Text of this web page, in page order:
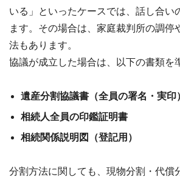
いる」といったケースでは、話し合い
ます。その場合は、家庭裁判所の調停
法もあります。
協議が成立した場合は、以下の書類を
遺産分割協議書（全員の署名・実印
相続人全員の印鑑証明書
相続関係説明図（登記用）
分割方法に関しても、現物分割・代償